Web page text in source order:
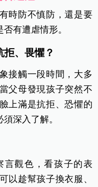
時防不慎防，還是要
有遭虐情形。
拒、畏懼？
接觸一段時間，大多
父母發現孩子突然不
上滿是抗拒、恐懼的
深入了解。
言觀色，看孩子的表
以趁幫孩子換衣服、